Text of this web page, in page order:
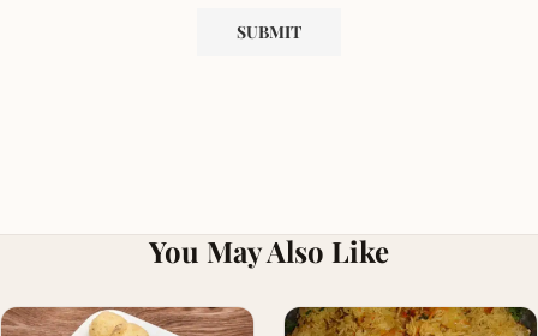
You May Also Like